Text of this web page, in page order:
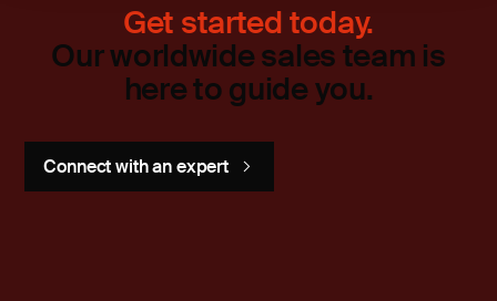
Get started today.
Our worldwide sales team is
here to guide you.
Connect with an expert